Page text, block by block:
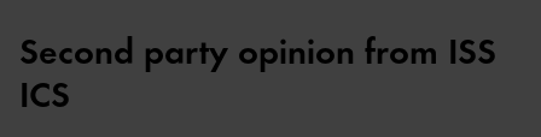
Second party opinion from ISS
ICS